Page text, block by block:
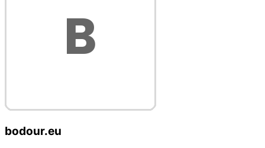
bodour.eu